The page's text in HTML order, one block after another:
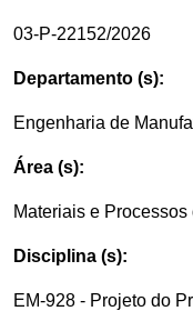
03-P-22152/2026
Departamento (s):
Engenharia de
Área (s):
Materiais e
Disciplina (s):
EM-928 - Projeto do